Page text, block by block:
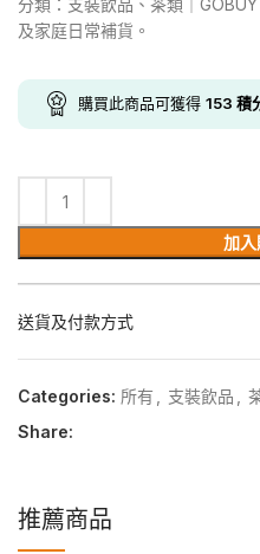
分類：支裝飲品、茶類｜
及家庭日常補貨。
購買此商品可獲得 153 積
加
送貨及付款方式
Categories: 所有 , 支裝飲品 ,
Share:
推薦商品